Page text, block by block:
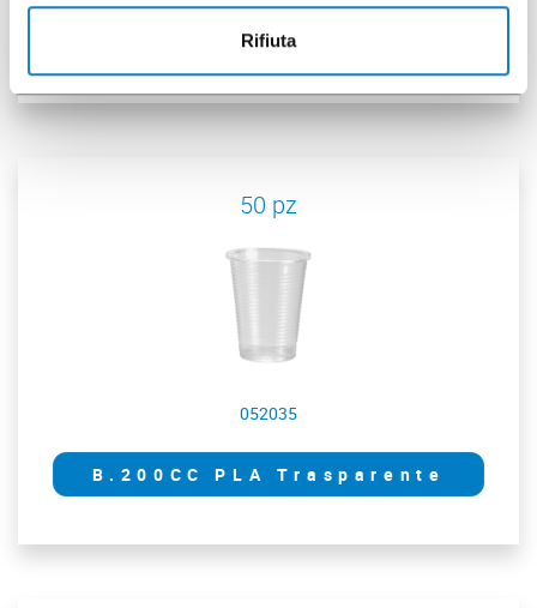
Rifiuta
B.200CC PLA Trasparente
50 pz
052035
B.200CC PLA Trasparente